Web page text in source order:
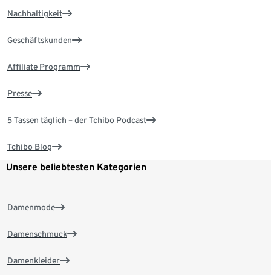
Nachhaltigkeit
Geschäftskunden
Affiliate Programm
Presse
5 Tassen täglich – der Tchibo Podcast
Tchibo Blog
Unsere beliebtesten Kategorien
Damenmode
Damenschmuck
Damenkleider